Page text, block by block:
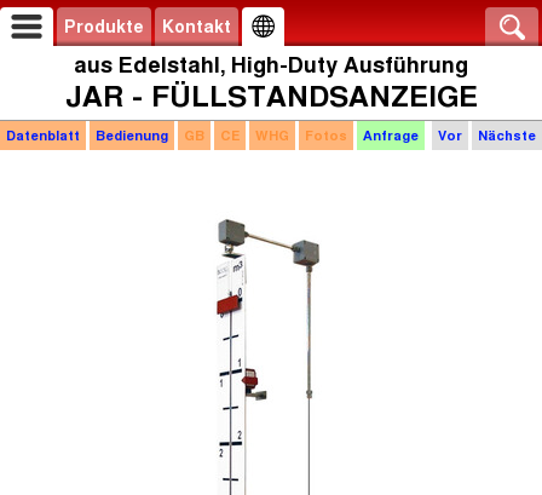
Produkte Kontakt
aus Edelstahl, High-Duty Ausführung
JAR - FÜLLSTANDSANZEIGE
Vor Nächste
Datenblatt Bedienung GB CE WHG Fotos Anfrage